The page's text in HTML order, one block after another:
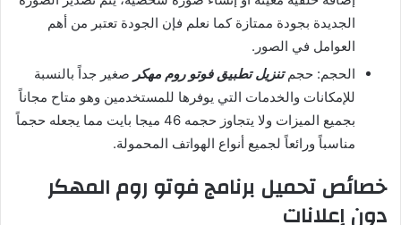
الجديدة بجودة ممتازة كما نعلم فإن الجودة تعتبر من أهم
العوامل في الصور.
الحجم: حجمتنزيل تطبيق فوتو روم مهكر صغير جداً بالنسبة
للإمكانات والخدمات التي يوفرها للمستخدمين وهو متاح مجاناً
بجميع الميزات ولا يتجاوز حجمه 46 ميجا بايت مما يجعله حجماً
مناسباً ورائعاً لجميع أنواع الهواتف المحمولة.
خصائص تحميل برنامج فوتو روم المهكر
دون إعلانات